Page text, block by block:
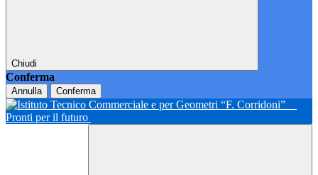
Chiudi
Conferma
Annulla Conferma
Pronti per il futuro